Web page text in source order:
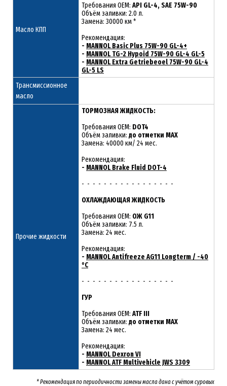
Масло КПП
Требования OEM: API GL-4, SAE 75W-90
Объём заливки: 2.0 л.
Замена: 30000 км *
Рекомендация:
- MANNOL Basic Plus 75W-90 GL-4+
- MANNOL TG-2 Hypoid 75W-90 GL-4 GL-5
- MANNOL Extra Getriebeoel 75W-90 GL-4
GL-5 LS
Трансмиссионное
масло
Прочие жидкости
ТОРМОЗНАЯ ЖИДКОСТЬ:
Требования OEM: DOT4
Объём заливки: до отметки MAX
Замена: 40000 км/ 24 мес.
Рекомендация:
- MANNOL Brake Fluid DOT-4
- - - - - - - - - - - - - - - - -
ОХЛАЖДАЮЩАЯ ЖИДКОСТЬ
Требования OEM: ОЖ G11
Объём заливки: 7.5 л.
Замена: 24 мес.
Рекомендация:
- MANNOL Antifreeze AG11 Longterm / -40
°C
- - - - - - - - - - - - - - - - -
ГУР
Требования OEM: ATF III
Объём заливки: до отметки MAX
Замена: 24 мес.
Рекомендация:
- MANNOL Dexron VI
- MANNOL ATF Multivehicle JWS 3309
* Рекомендация по периодичности замены масла дана с учётом суровых